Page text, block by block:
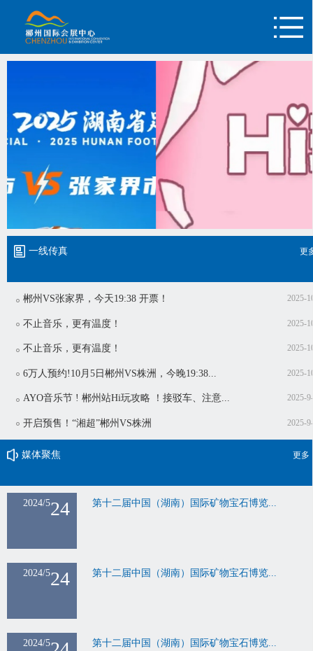
一线传真 更
郴州VS张家界，今天19:38 开票！ 2025-
不止音乐，更有温度！ 2025-
不止音乐，更有温度！ 2025-
6万人预约!10月5日郴州VS株洲，今晚19:38... 2025-
AYO音乐节 ! 郴州站Hi玩攻略 ！接驳车、注意... 2025-
开启预售！“湘超”郴州VS株洲 2025-
媒体聚焦 更多
24
2024/5 第十二届中国（湖南）国际矿物宝石博览...
24
2024/5 第十二届中国（湖南）国际矿物宝石博览...
2024/5 第十二届中国（湖南）国际矿物宝石博览...